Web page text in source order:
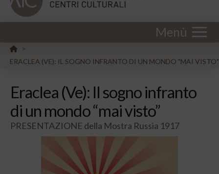
Menù
HOME
>
ERACLEA (VE): IL SOGNO INFRANTO DI UN MONDO "MAI VISTO"
Eraclea (Ve): Il sogno infranto
di un mondo “mai visto”
PRESENTAZIONE della Mostra Russia 1917